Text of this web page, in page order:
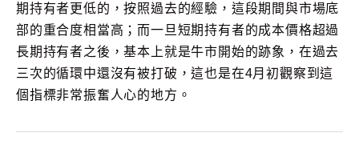
期持有者更低的，按照過去的經驗，這段期間與市場底
部的重合度相當高；而一旦短期持有者的成本價格超過
長期持有者之後，基本上就是牛市開始的跡象，在過去
三次的循環中還沒有被打破，這也是在4月初觀察到這
個指標非常振奮人心的地方。